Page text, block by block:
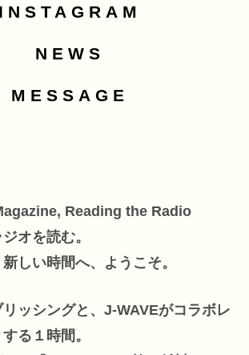
INSTAGRAM
NEWS
MESSAGE
Reading the Radio
オを読む。
しい時間へ、ようこそ。
ッシングと、J-WAVEがコラボレ
る１時間。